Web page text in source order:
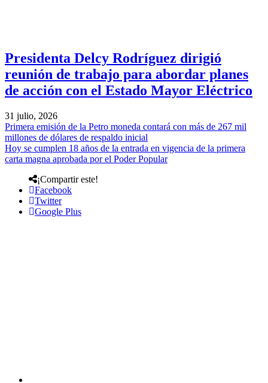
Presidenta Delcy Rodríguez dirigió
reunión de trabajo para abordar planes
de acción con el Estado Mayor Eléctrico
31 julio, 2026
Primera emisión de la Petro moneda contará con más de 267 mil
millones de dólares de respaldo inicial
Hoy se cumplen 18 años de la entrada en vigencia de la primera
carta magna aprobada por el Poder Popular
¡Compartir este!
Facebook
Twitter
Google Plus